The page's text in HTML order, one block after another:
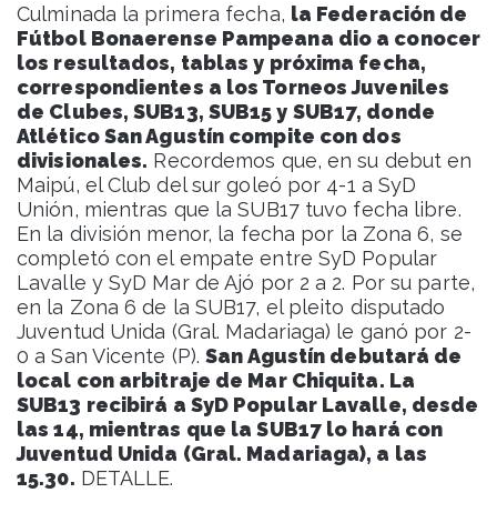
Culminada la primera fecha, la Federación de
Fútbol Bonaerense Pampeana dio a conocer
los resultados, tablas y próxima fecha,
correspondientes a los Torneos Juveniles
de Clubes, SUB13, SUB15 y SUB17, donde
Atlético San Agustín compite con dos
divisionales. Recordemos que, en su debut en
Maipú, el Club del sur goleó por 4-1 a SyD
Unión, mientras que la SUB17 tuvo fecha libre.
En la división menor, la fecha por la Zona 6, se
completó con el empate entre SyD Popular
Lavalle y SyD Mar de Ajó por 2 a 2. Por su parte,
en la Zona 6 de la SUB17, el pleito disputado
Juventud Unida (Gral. Madariaga) le ganó por 2-
0 a San Vicente (P).San Agustín debutará de
local con arbitraje de Mar Chiquita. La
SUB13 recibirá a SyD Popular Lavalle, desde
las 14, mientras que la SUB17 lo hará con
Juventud Unida (Gral. Madariaga), a las
15.30. DETALLE.